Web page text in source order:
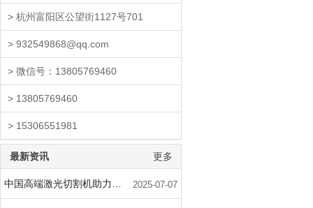
> 杭州富阳区公望街1127号701
> 932549868@qq.com
> 微信号：13805769460
> 13805769460
> 15306551981
最新资讯 更多
2025-07-07